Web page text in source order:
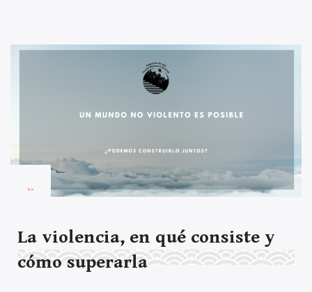
La violencia, en qué consiste y
cómo superarla